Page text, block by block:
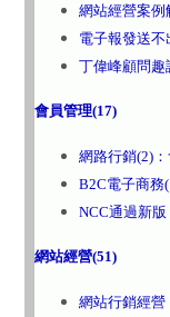
網站經營案例
電子報發送不
丁偉峰顧問趣
會員管理(17)
網路行銷(2)
B2C電子商務
NCC通過新版
網站經營(51)
網站行銷經營